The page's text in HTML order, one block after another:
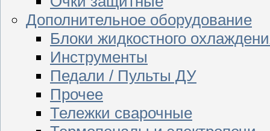
Дополнительное оборудование
Блоки жидкостного
Инструменты
Педали / Пульты ДУ
Прочее
Тележки сварочные